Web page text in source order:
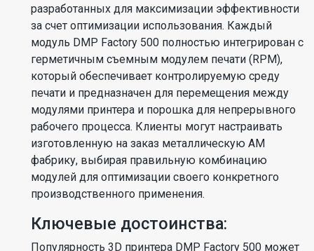
разработанных для максимизации эффективности
за счет оптимизации использования. Каждый
модуль DMP Factory 500 полностью интегрирован с
герметичным съемным модулем печати (RPM),
который обеспечивает контролируемую среду
печати и предназначен для перемещения между
модулями принтера и порошка для непрерывного
рабочего процесса. Клиенты могут настраивать
изготовленную на заказ металлическую АМ
фабрику, выбирая правильную комбинацию
модулей для оптимизации своего конкретного
производственного применения.
Ключевые достоинства:
Популярность 3D принтера DMP Factory 500 может